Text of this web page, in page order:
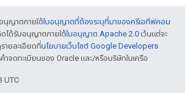
นุญาตภายใต้ใบอนุญาตที่ต้องระบุที่มาของครีเอทีฟคอม
ดได้รับอนุญาตภายใต้ใบอนุญาต Apache 2.0 เว้นแต่จะ
ายละเอียดที่นโยบายเว็บไซต์ Google Developers
าจดทะเบียนของ Oracle และ/หรือบริษัทในเครือ
UTC